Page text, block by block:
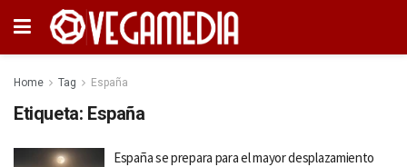
Home Tag España
Etiqueta: España
España se prepara para el mayor desplazamiento